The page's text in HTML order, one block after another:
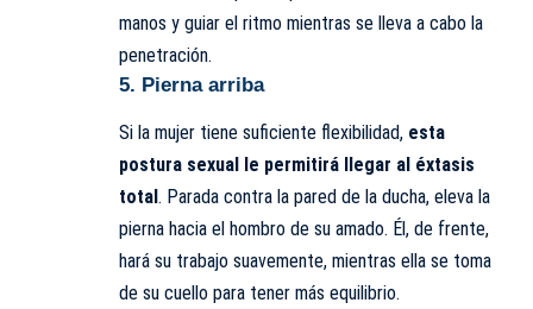
manos y guiar el ritmo mientras se lleva a cabo la
penetración.
5. Pierna arriba
Si la mujer tiene suficiente flexibilidad, esta
postura sexual le permitirá llegar al éxtasis
total. Parada contra la pared de la ducha, eleva la
pierna hacia el hombro de su amado. Él, de frente,
hará su trabajo suavemente, mientras ella se toma
de su cuello para tener más equilibrio.